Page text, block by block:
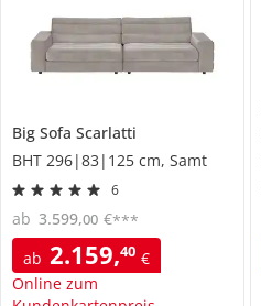
Big Sofa Scarlatti
BHT 296|83|125 cm, Samt
6
ab 2.159,40 €
Online zum
ab 3.599,00 €***